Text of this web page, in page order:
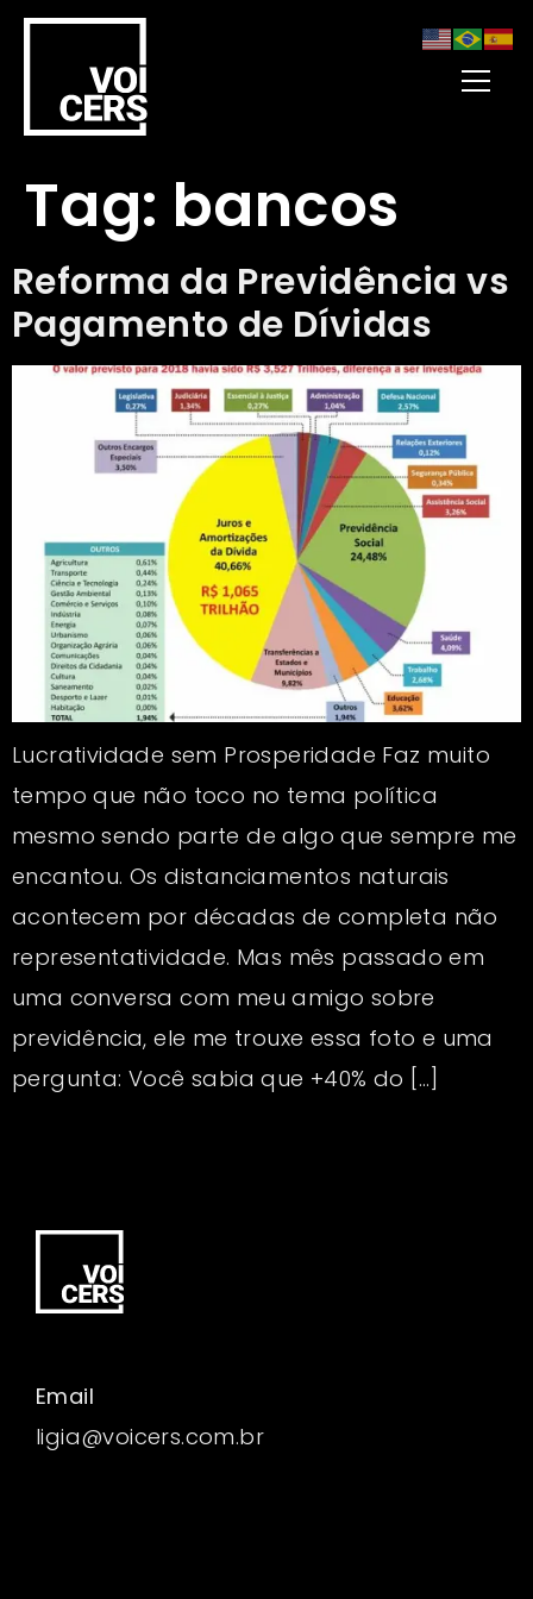
Tag: bancos
Reforma da Previdência vs
Pagamento de Dívidas
Lucratividade sem Prosperidade Faz muito
tempo que não toco no tema política
mesmo sendo parte de algo que sempre me
encantou. Os distanciamentos naturais
acontecem por décadas de completa não
representatividade. Mas mês passado em
uma conversa com meu amigo sobre
previdência, ele me trouxe essa foto e uma
pergunta: Você sabia que +40% do […]
Email
ligia@voicers.com.br